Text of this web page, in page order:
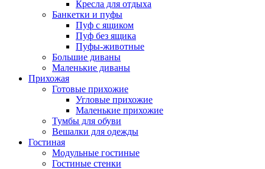
Кресла для отдыха
Банкетки и пуфы
Пуф с ящиком
Пуф без ящика
Пуфы-животные
Большие диваны
Маленькие диваны
Прихожая
Готовые прихожие
Угловые прихожие
Маленькие прихожие
Тумбы для обуви
Вешалки для одежды
Гостиная
Модульные гостиные
Гостиные стенки